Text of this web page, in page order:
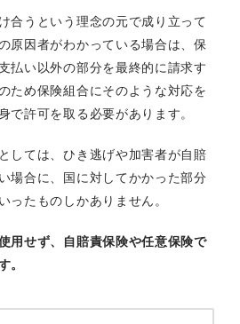
合うという理念の元で成り立って
原因者がわかっている場合は、保
払い以外の部分を最終的に請求す
ため保険組合にそのような対応を
で許可を取る必要があります。
しては、ひき逃げや加害者が自賠
場合に、国に対してかかった部分
ったものしかありません。
用せず、自賠責保険や任意保険で
。